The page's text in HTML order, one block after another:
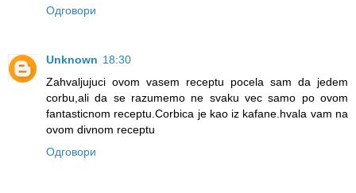
Одговори
Unknown 18:30
Zahvaljujuci ovom vasem receptu pocela sam da jedem
corbu,ali da se razumemo ne svaku vec samo po ovom
fantasticnom receptu.Corbica je kao iz kafane.hvala vam na
ovom divnom receptu
Одговори